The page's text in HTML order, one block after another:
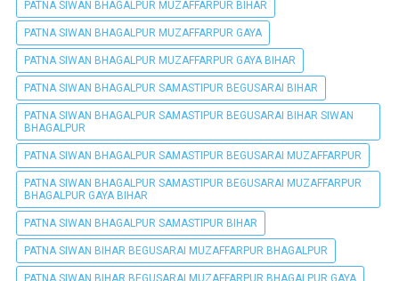
PATNA SIWAN BHAGALPUR MUZAFFARPUR BIHAR
PATNA SIWAN BHAGALPUR MUZAFFARPUR GAYA
PATNA SIWAN BHAGALPUR MUZAFFARPUR GAYA BIHAR
PATNA SIWAN BHAGALPUR SAMASTIPUR BEGUSARAI BIHAR
PATNA SIWAN BHAGALPUR SAMASTIPUR BEGUSARAI BIHAR SIWAN
BHAGALPUR
PATNA SIWAN BHAGALPUR SAMASTIPUR BEGUSARAI MUZAFFARPUR
PATNA SIWAN BHAGALPUR SAMASTIPUR BEGUSARAI MUZAFFARPUR
BHAGALPUR GAYA BIHAR
PATNA SIWAN BHAGALPUR SAMASTIPUR BIHAR
PATNA SIWAN BIHAR BEGUSARAI MUZAFFARPUR BHAGALPUR
PATNA SIWAN BIHAR BEGUSARAI MUZAFFARPUR BHAGALPUR GAYA